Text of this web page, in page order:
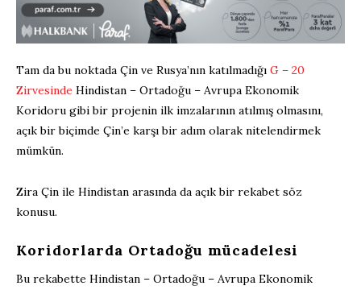
Tam da bu noktada Çin ve Rusya’nın katılmadığı G – 20
Zirvesinde Hindistan – Ortadoğu – Avrupa Ekonomik
Koridoru gibi bir projenin ilk imzalarının atılmış olmasını,
açık bir biçimde Çin’e karşı bir adım olarak nitelendirmek
mümkün.
Zira Çin ile Hindistan arasında da açık bir rekabet söz
konusu.
Koridorlarda Ortadoğu mücadelesi
Bu rekabette Hindistan – Ortadoğu – Avrupa Ekonomik